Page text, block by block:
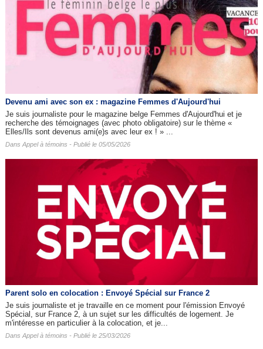
Devenu ami avec son ex : magazine Femmes d'Aujourd'hui
Je suis journaliste pour le magazine belge Femmes d'Aujourd'hui et je
recherche des témoignages (avec photo obligatoire) sur le thème «
Elles/Ils sont devenus ami(e)s avec leur ex ! » ...
Dans Appel à témoins - Publié le 05/05/2026
Parent solo en colocation : Envoyé Spécial sur France 2
Je suis journaliste et je travaille en ce moment pour l'émission Envoyé
Spécial, sur France 2, à un sujet sur les difficultés de logement. Je
m'intéresse en particulier à la colocation, et je...
Dans Appel à témoins - Publié le 25/03/2026